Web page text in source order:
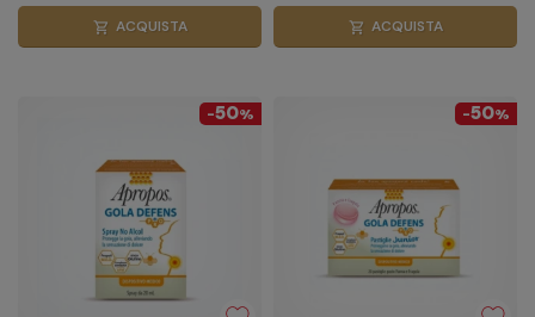
shopping_cart ACQUISTA shopping_cart ACQUISTA
-50% -50%